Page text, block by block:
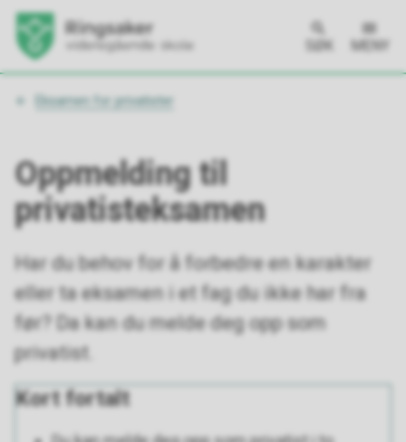
SØK MENY
Du
Eksamen for privatister
Oppmelding til
privatisteksamen
Har du behov for å forbedre en karakter
eller ta eksamen i et fag du ikke har fra
før? Da kan du melde deg opp som
privatist.
Kort fortalt